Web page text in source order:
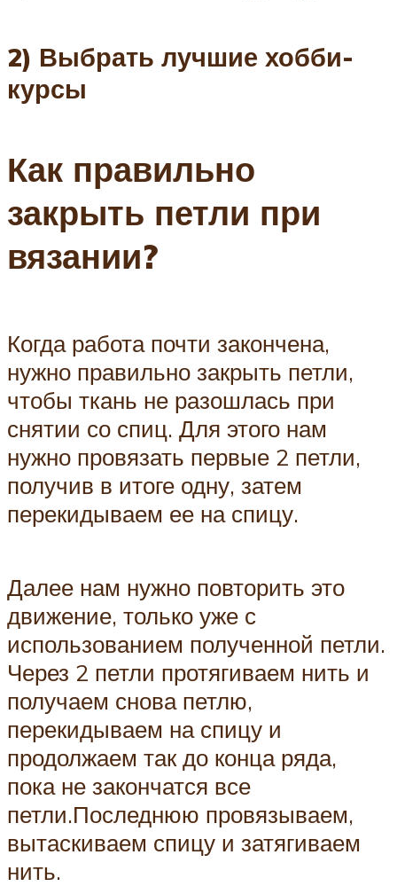
2) Выбрать лучшие хобби-
курсы
Как правильно
закрыть петли при
вязании?
Когда работа почти закончена,
нужно правильно закрыть петли,
чтобы ткань не разошлась при
снятии со спиц. Для этого нам
нужно провязать первые 2 петли,
получив в итоге одну, затем
перекидываем ее на спицу.
Далее нам нужно повторить это
движение, только уже с
использованием полученной петли.
Через 2 петли протягиваем нить и
получаем снова петлю,
перекидываем на спицу и
продолжаем так до конца ряда,
пока не закончатся все
петли.Последнюю провязываем,
вытаскиваем спицу и затягиваем
нить.